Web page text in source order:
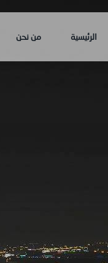
الرئيسية من نحن